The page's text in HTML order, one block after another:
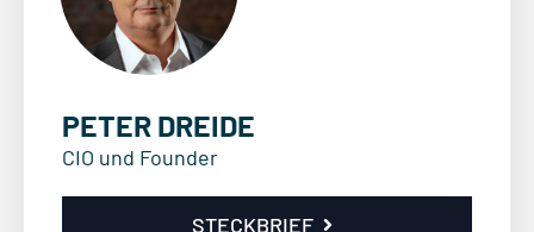
PETER DREIDE
CIO und Founder
STECKBRIEF